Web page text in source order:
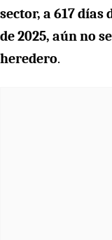
sector, a 617 días
de 2025, aún no
heredero.